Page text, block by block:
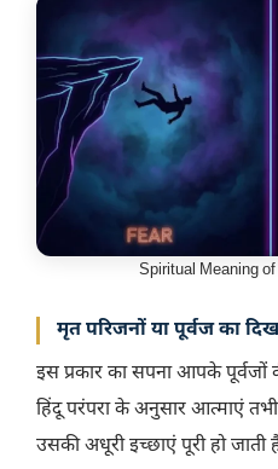
Spiritual Meaning
मृत परिजनों या पूर्वज का
इस प्रकार का सपना आपके पूर्वजों
हिंदू परंपरा के अनुसार आत्माएं तभी
उसकी अधूरी इच्छाएं पूरी हो